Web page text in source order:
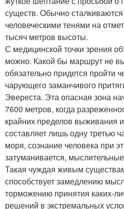
существ. Обычно
человеческими тенями на
тысяч метров высоты.
С медицинской точки зрения
можно. Какой бы маршрут не
обязательно придется пройти
чарующего заманчивого
Эвереста. Эта опасная зона
7600 метров, когда
крайних пределов выживания
составляет лишь одну третью
моря, сознание человека при
затуманивается,
Такая чуждая живым
способствует замедлению
торможению принятия каких-
решений в экстремальных